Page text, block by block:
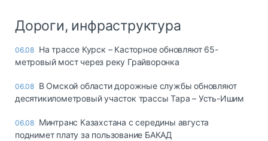
Дороги, инфраструктура
06.08 На трассе Курск – Касторное обновляют 65-
метровый мост через реку Грайворонка
06.08 В Омской области дорожные службы обновляют
десятикилометровый участок трассы Тара – Усть-Ишим
06.08 Минтранс Казахстана с середины августа
поднимет плату за пользование БАКАД